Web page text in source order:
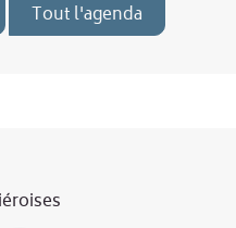
Tout l'agenda